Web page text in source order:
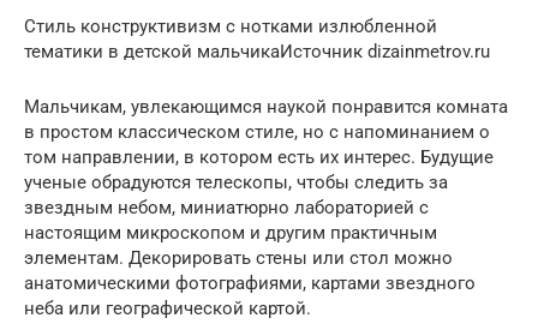
Стиль конструктивизм с нотками излюбленной
тематики в детской мальчикаИсточник dizainmetrov.ru
Мальчикам, увлекающимся наукой понравится комната
в простом классическом стиле, но с напоминанием о
том направлении, в котором есть их интерес. Будущие
ученые обрадуются телескопы, чтобы следить за
звездным небом, миниатюрно лабораторией с
настоящим микроскопом и другим практичным
элементам. Декорировать стены или стол можно
анатомическими фотографиями, картами звездного
неба или географической картой.